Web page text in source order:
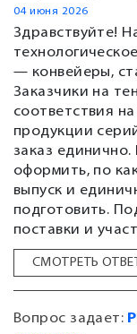
04 июня 2026
Здравствуйте!
— конвейеры,
Заказчики на
соответствия
продукции
заказ
оформить, по
выпуск и
подготовить.
поставки и
СМОТРЕТЬ ОТВЕТ
Вопрос задает: